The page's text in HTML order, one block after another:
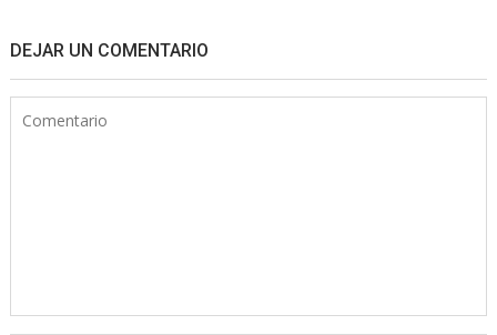
DEJAR UN COMENTARIO